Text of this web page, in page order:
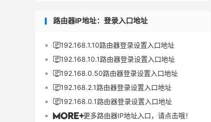
路由器IP地址：登录入口地址
192.168.1.10路由器登录设置入口地址
192.168.10.1路由器登录设置入口地址
192.168.0.50路由器登录设置入口地址
192.168.2.1路由器登录设置入口地址
192.168.0.1路由器登录设置入口地址
更多路由器IP地址入口，请点击哦！